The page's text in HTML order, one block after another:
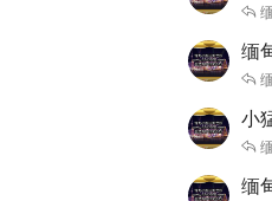
缅
小
缅